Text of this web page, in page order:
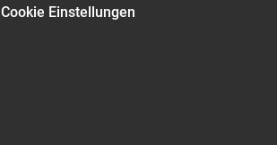
Cookie Einstellungen